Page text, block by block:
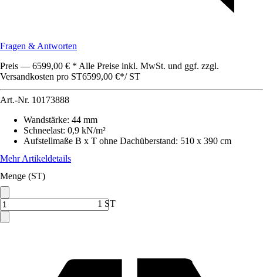
Fragen & Antworten
Preis — 6599,00 € * Alle Preise inkl. MwSt. und ggf. zzgl.
Versandkosten pro ST6599,00 €*/ ST
Art.-Nr. 10173888
Wandstärke: 44 mm
Schneelast: 0,9 kN/m²
Aufstellmaße B x T ohne Dachüberstand: 510 x 390 cm
Mehr Artikeldetails
Menge (ST)
1 ST